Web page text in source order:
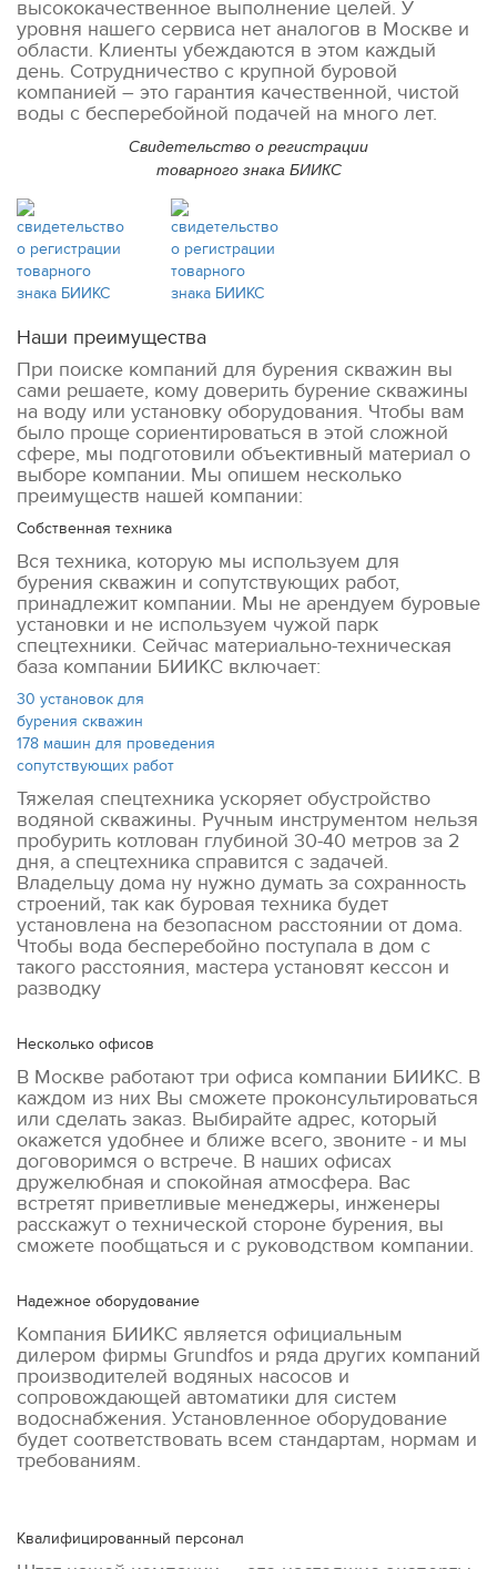
высококачественное выполнение целей. У
уровня нашего сервиса нет аналогов в Москве и
области. Клиенты убеждаются в этом каждый
день. Сотрудничество с крупной буровой
компанией – это гарантия качественной, чистой
воды с бесперебойной подачей на много лет.
Свидетельство о регистрации
товарного знака БИИКС
Наши преимущества
При поиске компаний для бурения скважин вы
сами решаете, кому доверить бурение скважины
на воду или установку оборудования. Чтобы вам
было проще сориентироваться в этой сложной
сфере, мы подготовили объективный материал о
выборе компании. Мы опишем несколько
преимуществ нашей компании:
Собственная техника
Вся техника, которую мы используем для
бурения скважин и сопутствующих работ,
принадлежит компании. Мы не арендуем буровые
установки и не используем чужой парк
спецтехники. Сейчас материально-техническая
база компании БИИКС включает:
30 установок для
бурения скважин
178 машин для проведения
сопутствующих работ
Тяжелая спецтехника ускоряет обустройство
водяной скважины. Ручным инструментом нельзя
пробурить котлован глубиной 30-40 метров за 2
дня, а спецтехника справится с задачей.
Владельцу дома ну нужно думать за сохранность
строений, так как буровая техника будет
установлена на безопасном расстоянии от дома.
Чтобы вода бесперебойно поступала в дом с
такого расстояния, мастера установят кессон и
разводку
Несколько офисов
В Москве работают три офиса компании БИИКС. В
каждом из них Вы сможете проконсультироваться
или сделать заказ. Выбирайте адрес, который
окажется удобнее и ближе всего, звоните - и мы
договоримся о встрече. В наших офисах
дружелюбная и спокойная атмосфера. Вас
встретят приветливые менеджеры, инженеры
расскажут о технической стороне бурения, вы
сможете пообщаться и с руководством компании.
Надежное оборудование
Компания БИИКС является официальным
дилером фирмы Grundfos и ряда других компаний
производителей водяных насосов и
сопровождающей автоматики для систем
водоснабжения. Установленное оборудование
будет соответствовать всем стандартам, нормам и
требованиям.
Квалифицированный персонал